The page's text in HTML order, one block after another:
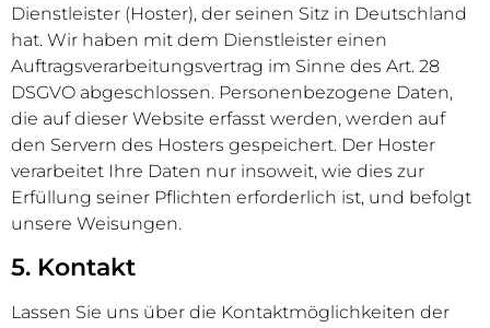
Dienstleister (Hoster), der seinen Sitz in Deutschland
hat. Wir haben mit dem Dienstleister einen
Auftragsverarbeitungsvertrag im Sinne des Art. 28
DSGVO abgeschlossen. Personenbezogene Daten,
die auf dieser Website erfasst werden, werden auf
den Servern des Hosters gespeichert. Der Hoster
verarbeitet Ihre Daten nur insoweit, wie dies zur
Erfüllung seiner Pflichten erforderlich ist, und befolgt
unsere Weisungen.
5. Kontakt
Lassen Sie uns über die Kontaktmöglichkeiten der